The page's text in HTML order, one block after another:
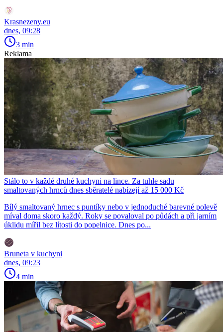
Krasnezeny.eu
dnes, 09:28
3 min
Reklama
Stálo to v každé druhé kuchyni na lince. Za tuhle sadu
smaltovaných hrnců dnes sběratelé nabízejí až 15 000 Kč
Bílý smaltovaný hrnec s puntíky nebo v jednoduché barevné polevě
míval doma skoro každý. Roky se povaloval po půdách a při jarním
úklidu mířil bez lítosti do popelnice. Dnes po...
Bruneta v kuchyni
dnes, 09:23
4 min